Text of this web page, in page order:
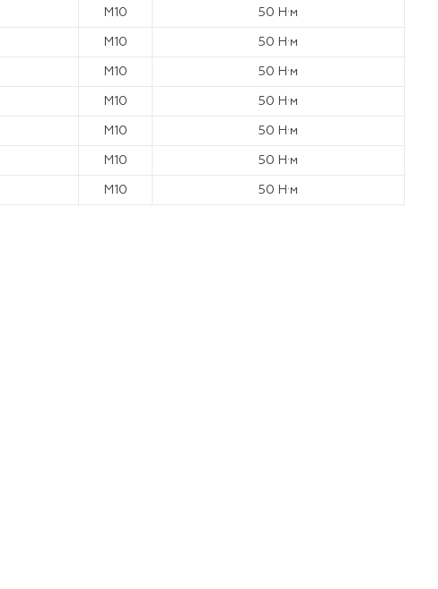
М10 50 Н·м
М10 50 Н·м
М10 50 Н·м
М10 50 Н·м
М10 50 Н·м
М10 50 Н·м
М10 50 Н·м